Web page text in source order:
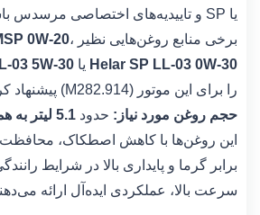
یا SP و تاییدیه‌های اختصاصی مرسدس باشند.
برخی منابع روغن‌هایی نظیر
0W-20،
Helar SP LL-03 0W-30 یا 03 5W-30
را برای این موتور (M282.914) پیشنهاد کرده‌اند.
حجم روغن مورد نیاز: حدود 5.1 لیتر به همراه فیلتر
این روغن‌ها با کاهش اصطکاک، محافظت
برابر گرما و پایداری بالا در شرایط
سرعت بالا، عملکردی ایده‌آل ارائه